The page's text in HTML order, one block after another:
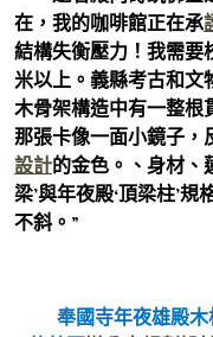
在，我的咖啡館正在承
結構失衡壓力！我需要
米以上。義縣考古和文
木骨架構造中有一整根
那張卡像一面小鏡子，
設計的金色。、身材、
梁’與年夜殿‘頂梁柱’
不斜。”
奉國寺年夜雄殿